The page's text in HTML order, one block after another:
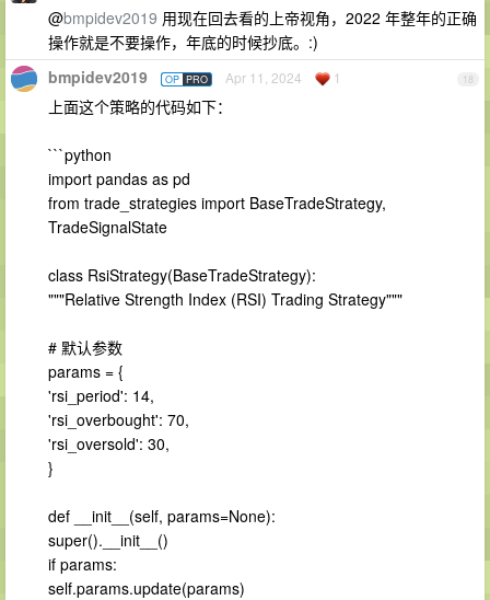
@bmpidev2019 用现在回去看的上帝视角，2022 年整年的正确
操作就是不要操作，年底的时候抄底。:)
18
bmpidev2019 OP PRO Apr 11, 2024 1
上面这个策略的代码如下：
```python
import pandas as pd
from trade_strategies import BaseTradeStrategy,
TradeSignalState
class RsiStrategy(BaseTradeStrategy):
"""Relative Strength Index (RSI) Trading Strategy"""
# 默认参数
params = {
'rsi_period': 14,
'rsi_overbought': 70,
'rsi_oversold': 30,
}
def __init__(self, params=None):
super().__init__()
if params:
self.params.update(params)